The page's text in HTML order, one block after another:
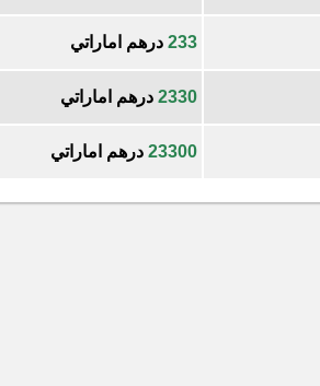
233 درهم اماراتي
2330 درهم اماراتي
23300 درهم اماراتي